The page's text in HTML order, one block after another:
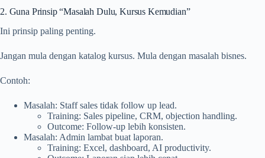
2. Guna Prinsip “Masalah Dulu, Kursus Kemudian”
Ini prinsip paling penting.
Jangan mula dengan katalog kursus. Mula dengan masalah bisnes.
Contoh:
Masalah: Staff sales tidak follow up lead.
Training: Sales pipeline, CRM, objection handling.
Outcome: Follow-up lebih konsisten.
Masalah: Admin lambat buat laporan.
Training: Excel, dashboard, AI productivity.